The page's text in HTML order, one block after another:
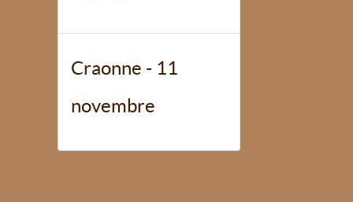
Craonne - 11
novembre